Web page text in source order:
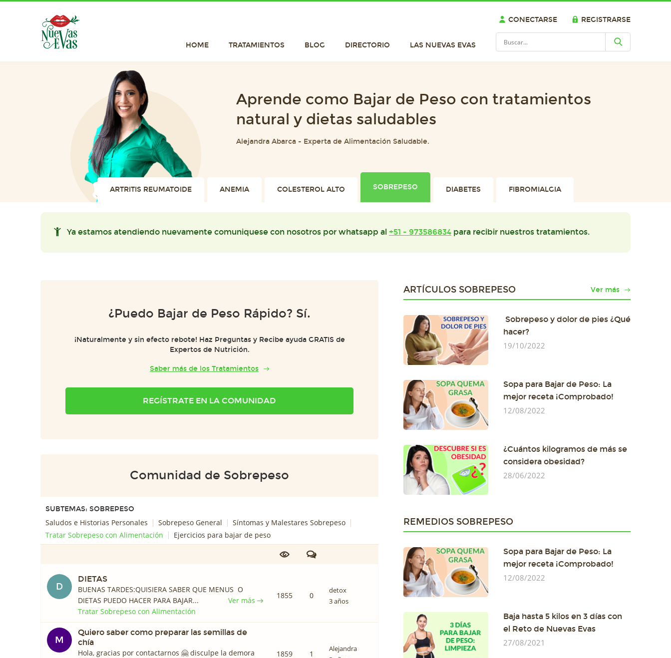
CONECTARSE REGISTRARSE
HOME TRATAMIENTOS BLOG DIRECTORIO LAS NUEVAS EVAS
Aprende como Bajar de Peso con tratamientos
natural y dietas saludables
Alejandra Abarca - Experta de Alimentación Saludable.
ARTRITIS REUMATOIDE ANEMIA COLESTEROL ALTO SOBREPESO DIABETES FIBROMIALGIA
Ya estamos atendiendo nuevamente comuniquese con nosotros por whatsapp al +51 - 973586834 para recibir nuestros tratamientos.
¿Puedo Bajar de Peso Rápido? Sí.
¡Naturalmente y sin efecto rebote! Haz Preguntas y Recibe ayuda GRATIS de
Expertos de Nutrición.
Saber más de los Tratamientos
REGÍSTRATE EN LA COMUNIDAD
Comunidad de Sobrepeso
SUBTEMAS: SOBREPESO
Saludos e Historias Personales Sobrepeso General
Síntomas y Malestares Sobrepeso
Tratar Sobrepeso con Alimentación
Ejercicios para bajar de peso
D
DIETAS
BUENAS TARDES:QUISIERA SABER QUE MENUS O
DIETAS PUEDO HACER PARA BAJAR...
Ver más
Tratar Sobrepeso con Alimentación
1855 0
detox
3 años
M
Quiero saber como preparar las semillas de
chía
Hola, gracias por contactarnos 🤗 disculpe la demora
1859 1
Alejandra
ARTÍCULOS SOBREPESO Ver más
Sobrepeso y dolor de pies ¿Qué
hacer?
19/10/2022
Sopa para Bajar de Peso: La
mejor receta ¡Comprobado!
12/08/2022
¿Cuántos kilogramos de más se
considera obesidad?
28/06/2022
REMEDIOS SOBREPESO
Sopa para Bajar de Peso: La
mejor receta ¡Comprobado!
12/08/2022
Baja hasta 5 kilos en 3 días con
el Reto de Nuevas Evas
27/08/2021